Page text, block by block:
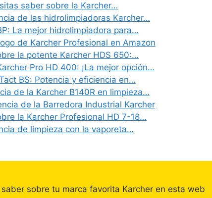
saber sobre la Karcher…
de las hidrolimpiadoras Karcher…
La mejor hidrolimpiadora para…
de Karcher Profesional en Amazon
la potente Karcher HDS 650:…
Pro HD 400: ¡La mejor opción…
BS: Potencia y eficiencia en…
de la Karcher B140R en limpieza…
de la Barredora Industrial Karcher
la Karcher Profesional HD 7-18…
de limpieza con la vaporeta…
sobre tu marca favorita Karcher en esta web